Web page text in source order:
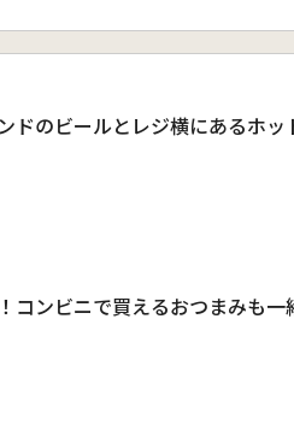
ドのビールとレジ横にあるホ
コンビニで買えるおつまみも一